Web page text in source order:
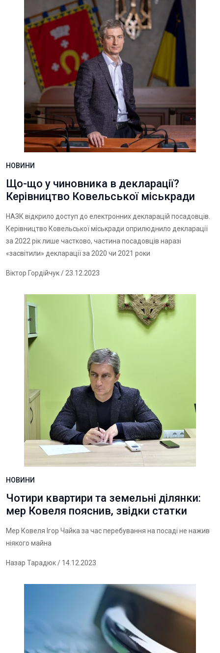
НОВИНИ
Що-що у чиновника в декларації?
Керівництво Ковельської міськради
НАЗК відкрило доступ до електронних декларацій посадовців.
Керівництво Ковельської міськради оприлюднило декларації
за 2022 рік лише частково, частина посадовців наразі
«засвітили» декларації за 2020 чи 2021 роки
Віктор Гордійчук/ 23.12.2023
НОВИНИ
Чотири квартири та земельні ділянки:
мер Ковеля пояснив, звідки статки
Мер Ковеля Ігор Чайка за час перебування на посаді не нажив
ніякого майна
Назар Тарадюк/ 14.12.2023